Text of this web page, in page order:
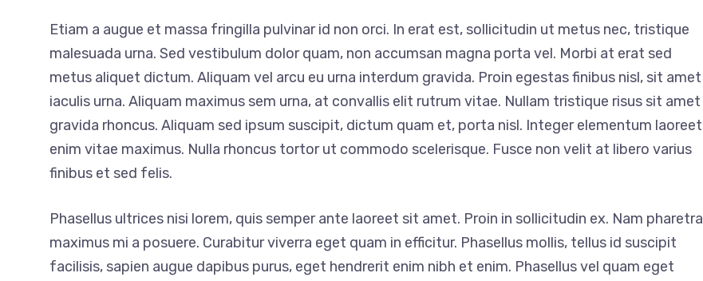
Etiam a augue et massa fringilla pulvinar id non orci. In erat est, sollicitudin ut metus nec, tristique
malesuada urna. Sed vestibulum dolor quam, non accumsan magna porta vel. Morbi at erat sed
metus aliquet dictum. Aliquam vel arcu eu urna interdum gravida. Proin egestas finibus nisl, sit amet
iaculis urna. Aliquam maximus sem urna, at convallis elit rutrum vitae. Nullam tristique risus sit amet
gravida rhoncus. Aliquam sed ipsum suscipit, dictum quam et, porta nisl. Integer elementum laoreet
enim vitae maximus. Nulla rhoncus tortor ut commodo scelerisque. Fusce non velit at libero varius
finibus et sed felis.
Phasellus ultrices nisi lorem, quis semper ante laoreet sit amet. Proin in sollicitudin ex. Nam pharetra
maximus mi a posuere. Curabitur viverra eget quam in efficitur. Phasellus mollis, tellus id suscipit
facilisis, sapien augue dapibus purus, eget hendrerit enim nibh et enim. Phasellus vel quam eget